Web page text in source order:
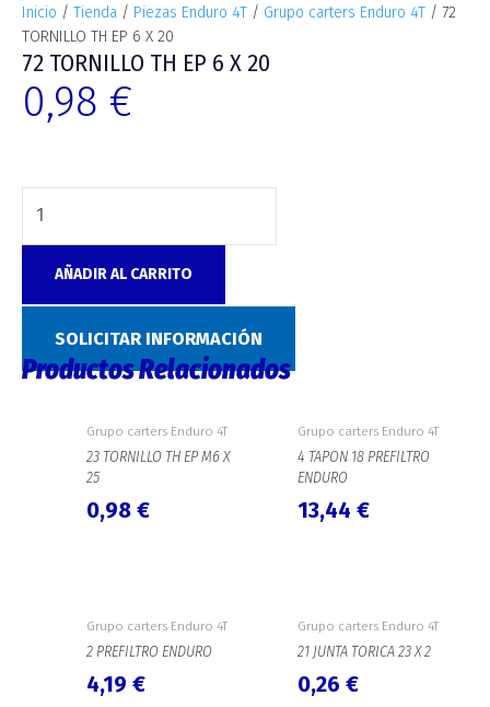
Inicio / Tienda / Piezas Enduro 4T / Grupo carters Enduro 4T / 72
TORNILLO TH EP 6 X 20
72 TORNILLO TH EP 6 X 20
0,98 €
AÑADIR AL CARRITO
SOLICITAR INFORMACIÓN
Productos Relacionados
Grupo carters Enduro 4T
23 TORNILLO TH EP M6 X
25
0,98 €
Grupo carters Enduro 4T
4 TAPON 18 PREFILTRO
ENDURO
13,44 €
Grupo carters Enduro 4T
2 PREFILTRO ENDURO
4,19 €
Grupo carters Enduro 4T
21 JUNTA TORICA 23 X 2
0,26 €